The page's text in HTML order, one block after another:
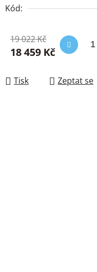
Kód:
19 022 Kč
18 459 Kč
Tisk Zeptat se